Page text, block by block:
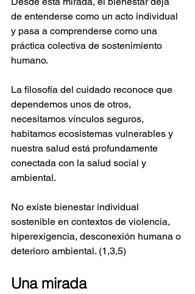
de entenderse como un acto individual
y pasa a comprenderse como una
práctica colectiva de sostenimiento
humano.
La filosofía del cuidado reconoce que
dependemos unos de otros,
necesitamos vínculos seguros,
habitamos ecosistemas vulnerables y
nuestra salud está profundamente
conectada con la salud social y
ambiental.
No existe bienestar individual
sostenible en contextos de violencia,
hiperexigencia, desconexión humana o
deterioro ambiental. (1,3,5)
Una mirada